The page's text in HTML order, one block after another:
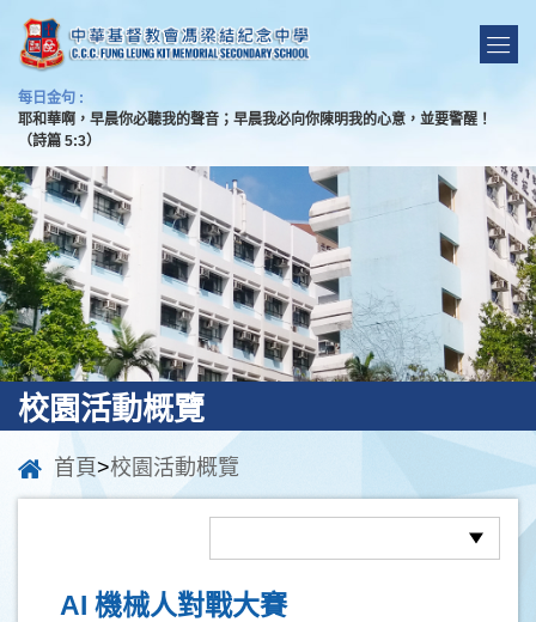
每日金句 :
耶和華啊，早晨你必聽我的聲音；早晨我必向你陳明我的心意，並要警醒！
（詩篇 5:3）
校園活動概覽
首頁>校園活動概覽
AI 機械人對戰大賽